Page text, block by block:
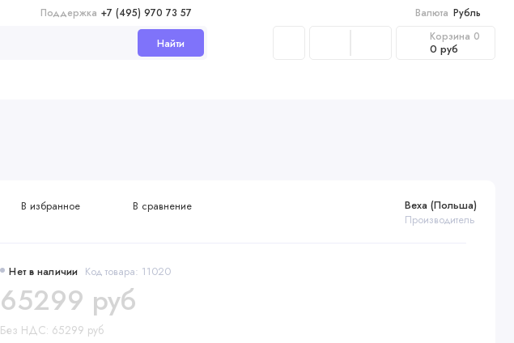
Поддержка +7 (495) 970 73 57 Валюта Рубль
Найти Корзина 0
0 руб
Нет в наличии Код товара: 11020
Bexa (Польша)
Производитель
65299 руб
Без НДС: 65299 руб
В избранное В сравнение